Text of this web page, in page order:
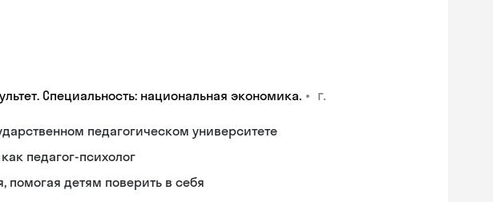
Специальность: национальная экономика. • г.
педагогическом университете
педагог-психолог
помогая детям поверить в себя